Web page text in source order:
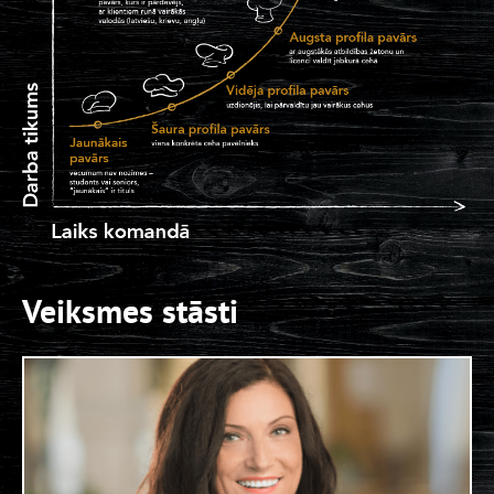
LIDO RĪGA PLAZA
Jaunāko virtuves darbinieku LIDO SPICE
Saimniecības darbinieku LIDO DAMME
Zāles darbinieku LIDO SPICE
Veiksmes stāsti